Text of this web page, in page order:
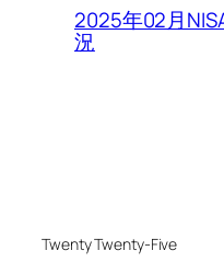
2025年02月
況
Twenty Twenty-Five